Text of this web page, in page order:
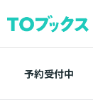
予約受付中